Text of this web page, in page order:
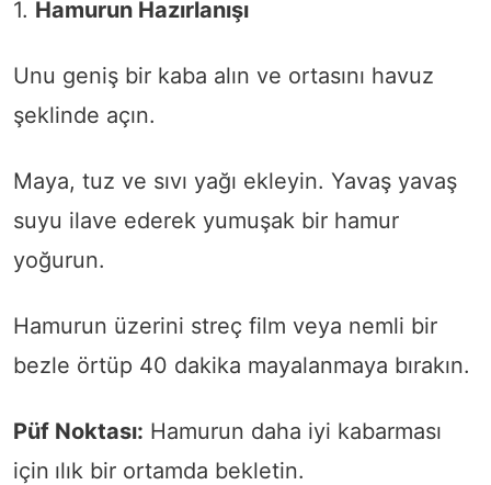
1. Hamurun Hazırlanışı
Unu geniş bir kaba alın ve ortasını havuz
şeklinde açın.
Maya, tuz ve sıvı yağı ekleyin. Yavaş yavaş
suyu ilave ederek yumuşak bir hamur
yoğurun.
Hamurun üzerini streç film veya nemli bir
bezle örtüp 40 dakika mayalanmaya bırakın.
Püf Noktası: Hamurun daha iyi kabarması
için ılık bir ortamda bekletin.